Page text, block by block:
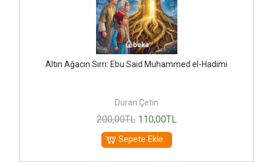
Altın Ağacın Sırrı: Ebu Said Muhammed el-Hadimi
Duran Çetin
200,00TL 110,00TL
Sepete Ekle